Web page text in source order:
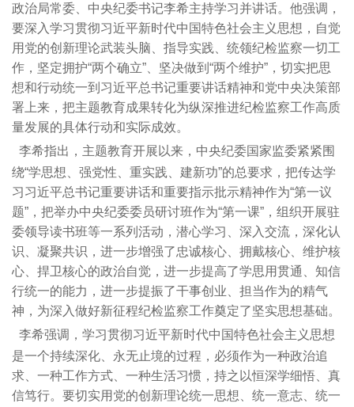
政治局常委、中央纪委书记李希主持学习并讲话。他强调，
要深入学习贯彻习近平新时代中国特色社会主义思想，自觉
用党的创新理论武装头脑、指导实践、统领纪检监察一切工
作，坚定拥护“两个确立”、坚决做到“两个维护”，切实把思
想和行动统一到习近平总书记重要讲话精神和党中央决策部
署上来，把主题教育成果转化为纵深推进纪检监察工作高质
量发展的具体行动和实际成效。
李希指出，主题教育开展以来，中央纪委国家监委紧紧围
绕“学思想、强党性、重实践、建新功”的总要求，把传达学
习习近平总书记重要讲话和重要指示批示精神作为“第一议
题”，把举办中央纪委委员研讨班作为“第一课”，组织开展驻
委领导读书班等一系列活动，潜心学习、深入交流，深化认
识、凝聚共识，进一步增强了忠诚核心、拥戴核心、维护核
心、捍卫核心的政治自觉，进一步提高了学思用贯通、知信
行统一的能力，进一步提振了干事创业、担当作为的精气
神，为深入做好新征程纪检监察工作奠定了坚实思想基础。
李希强调，学习贯彻习近平新时代中国特色社会主义思想
是一个持续深化、永无止境的过程，必须作为一种政治追
求、一种工作方式、一种生活习惯，持之以恒深学细悟、真
信笃行。要切实用党的创新理论统一思想、统一意志、统一